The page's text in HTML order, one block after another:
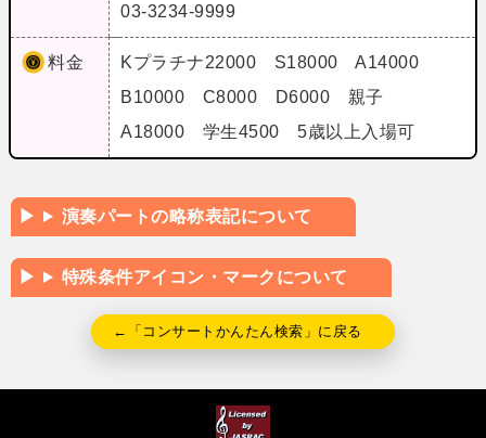
03-3234-9999
料金
Kプラチナ22000 S18000 A14000
B10000 C8000 D6000 親子
A18000 学生4500 5歳以上入場可
演奏パートの略称表記について
特殊条件アイコン・マークについて
←「コンサートかんたん検索」に戻る